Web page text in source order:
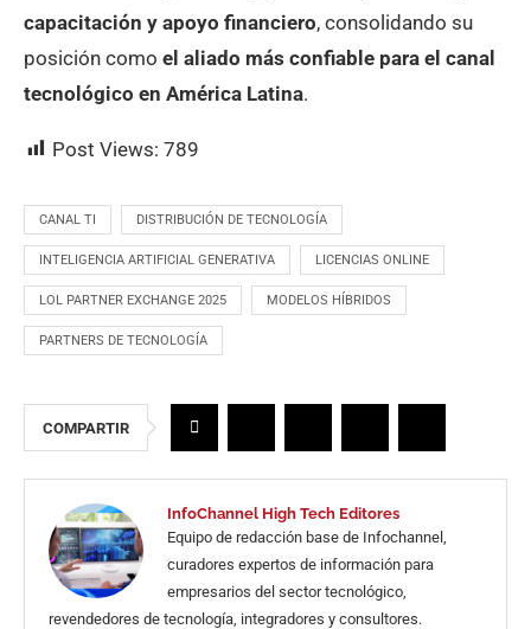
capacitación y apoyo financiero, consolidando su
posición como el aliado más confiable para el canal
tecnológico en América Latina.
Post Views: 789
CANAL TI DISTRIBUCIÓN DE TECNOLOGÍA
INTELIGENCIA ARTIFICIAL GENERATIVA LICENCIAS ONLINE
LOL PARTNER EXCHANGE 2025 MODELOS HÍBRIDOS
PARTNERS DE TECNOLOGÍA
COMPARTIR
InfoChannel High Tech Editores
Equipo de redacción base de Infochannel,
curadores expertos de información para
empresarios del sector tecnológico,
revendedores de tecnología, integradores y consultores.